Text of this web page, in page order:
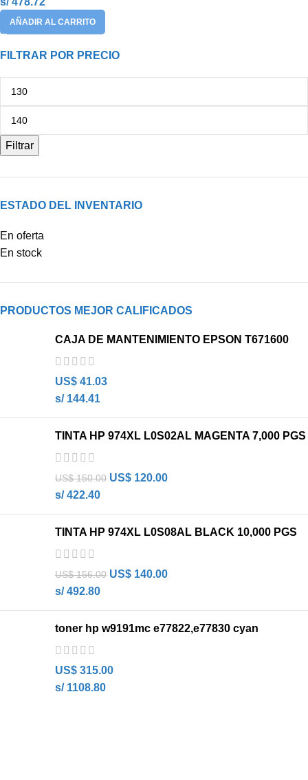
FILTRAR POR PRECIO
Filtrar
ESTADO DEL INVENTARIO
En oferta
En stock
PRODUCTOS MEJOR CALIFICADOS
CAJA DE MANTENIMIENTO EPSON T671600
US$ 41.03
s/ 144.41
TINTA HP 974XL L0S02AL MAGENTA 7,000 PGS
US$150.00 US$ 120.00
s/ 422.40
TINTA HP 974XL L0S08AL BLACK 10,000 PGS
US$156.00 US$ 140.00
s/ 492.80
toner hp w9191mc e77822,e77830 cyan
US$ 315.00
s/ 1108.80
AÑADIR AL CARRITO